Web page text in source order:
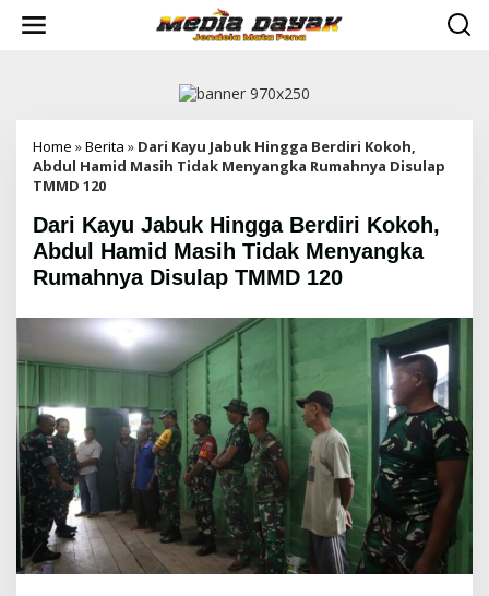
Home »Berita » Dari Kayu Jabuk Hingga Berdiri Kokoh,
Abdul Hamid Masih Tidak Menyangka Rumahnya Disulap
TMMD 120
Dari Kayu Jabuk Hingga Berdiri Kokoh,
Abdul Hamid Masih Tidak Menyangka
Rumahnya Disulap TMMD 120